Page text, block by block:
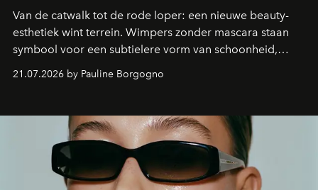
Van de catwalk tot de rode loper: een nieuwe beauty-
esthetiek wint terrein. Wimpers zonder mascara staan
symbool voor een subtielere vorm van schoonheid,
waarin zelfvertrouwen belangrijker is dan een overvloed
aan make-up.
21.07.2026 by Pauline Borgogno